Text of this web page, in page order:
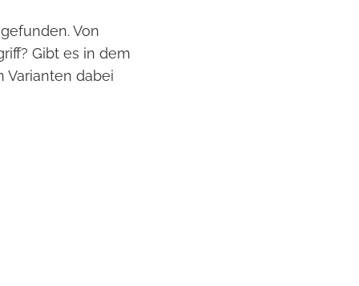
Von
Gibt es in dem
Varianten dabei